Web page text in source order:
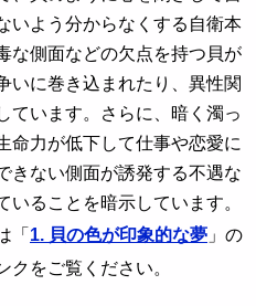
いよう分からなくする自衛本
な側面などの欠点を持つ貝が
いに巻き込まれたり、異性関
ています。さらに、暗く濁っ
命力が低下して仕事や恋愛に
きない側面が誘発する不遇な
ることを暗示しています。
「 1. 貝の色が印象的な夢 」の
をご覧ください。